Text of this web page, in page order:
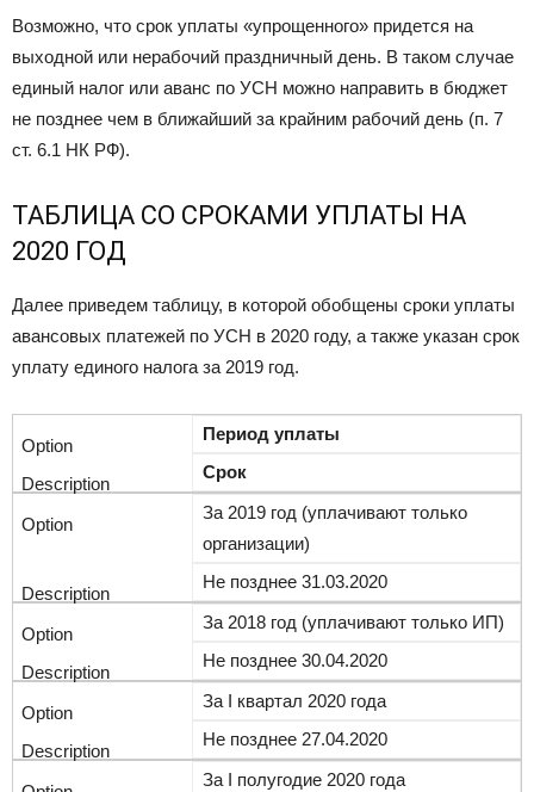
Возможно, что срок уплаты «упрощенного» придется на
выходной или нерабочий праздничный день. В таком случае
единый налог или аванс по УСН можно направить в бюджет
не позднее чем в ближайший за крайним рабочий день (п. 7
ст. 6.1 НК РФ).
ТАБЛИЦА СО СРОКАМИ УПЛАТЫ НА
2020 ГОД
Далее приведем таблицу, в которой обобщены сроки уплаты
авансовых платежей по УСН в 2020 году, а также указан срок
уплату единого налога за 2019 год.
Период уплаты
Срок
За 2019 год (уплачивают только
организации)
Не позднее 31.03.2020
За 2018 год (уплачивают только ИП)
Не позднее 30.04.2020
За I квартал 2020 года
Не позднее 27.04.2020
За I полугодие 2020 года